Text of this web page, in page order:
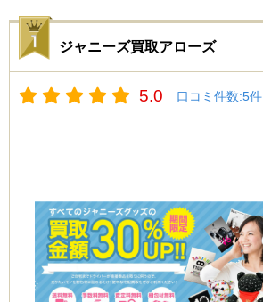
ジャニーズ買取アローズ
5.0 口コミ件数:5件